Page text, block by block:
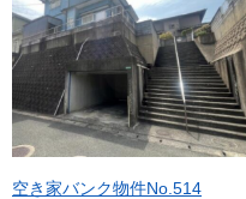
空き家バンク物件No.514